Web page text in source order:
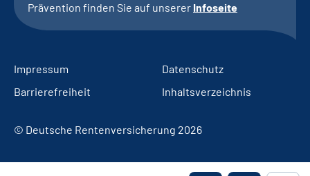
Prävention finden Sie auf unserer Infoseite
Impressum
Datenschutz
Barrierefreiheit
Inhaltsverzeichnis
© Deutsche Rentenversicherung 2026